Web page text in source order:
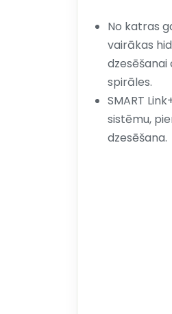
No katras
vairākas
spirāles.
SMART
sistēmu,
dzesēšana.